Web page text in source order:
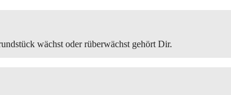
wächst oder rüberwächst gehört Dir.